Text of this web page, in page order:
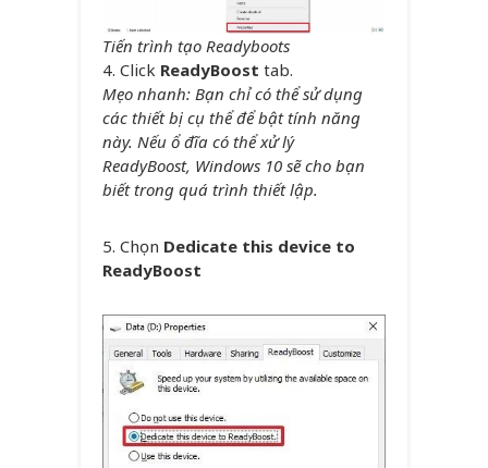
Tiến trình tạo Readyboots
4. Click ReadyBoost tab.
Mẹo nhanh: Bạn chỉ có thể sử dụng
các thiết bị cụ thể để bật tính năng
này. Nếu ổ đĩa có thể xử lý
ReadyBoost, Windows 10 sẽ cho bạn
biết trong quá trình thiết lập.
5. Chọn Dedicate this device to
ReadyBoost